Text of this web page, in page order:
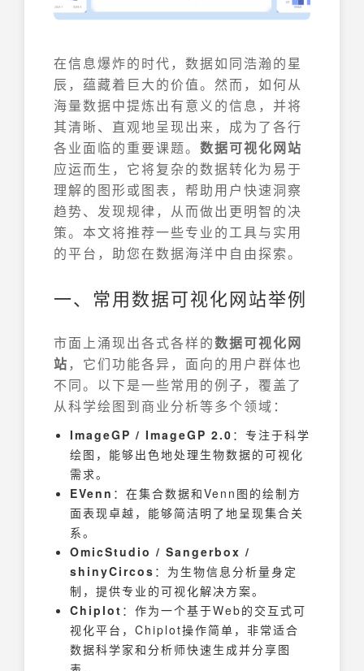
在信息爆炸的时代，数据如同浩瀚的星
辰，蕴藏着巨大的价值。然而，如何从
海量数据中提炼出有意义的信息，并将
其清晰、直观地呈现出来，成为了各行
各业面临的重要课题。 数据可视化网站
应运而生，它将复杂的数据转化为易于
理解的图形或图表，帮助用户快速洞察
趋势、发现规律，从而做出更明智的决
策。本文将推荐一些专业的工具与实用
的平台，助您在数据海洋中自由探索。
一、常用数据可视化网站举例
市面上涌现出各式各样的数据可视化网
站 ，它们功能各异，面向的用户群体也
不同。以下是一些常用的例子，覆盖了
从科学绘图到商业分析等多个领域：
ImageGP / ImageGP 2.0 ：专注于科学
绘图，能够出色地处理生物数据的可视化
需求。
EVenn ：在集合数据和Venn图的绘制方
面表现卓越，能够简洁明了地呈现集合关
系。
OmicStudio / Sangerbox /
shinyCircos ：为生物信息分析量身定
制，提供专业的可视化解决方案。
Chiplot ：作为一个基于Web的交互式可
视化平台，Chiplot操作简单，非常适合
数据科学家和分析师快速生成并分享图